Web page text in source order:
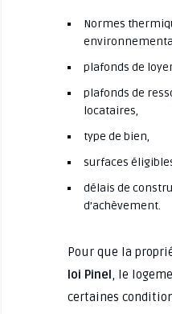
Normes
plafonds de
plafonds de
locataires,
type de bien,
surfaces
délais de
d’achèvement.
Pour que la
loi Pinel, le
certaines